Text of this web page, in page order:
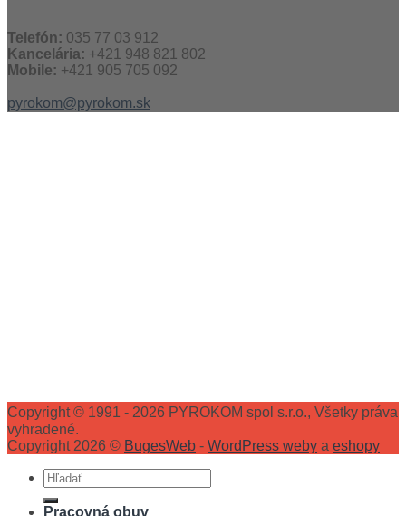
Telefón: 035 77 03 912
Kancelária: +421 948 821 802
Mobile: +421 905 705 092
pyrokom@pyrokom.sk
Copyright © 1991 - 2026 PYROKOM spol s.r.o., Všetky práva
vyhradené.
Copyright 2026 © BugesWeb - WordPress weby a eshopy
Hľadať:
Pracovná obuv